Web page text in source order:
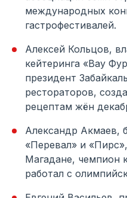
международных
гастрофестивалей.
Алексей Кольцов,
кейтеринга «Вау
президент
рестораторов,
рецептам жён
Александр Акмаев,
«Перевал» и
Магадане, чемпион
работал с